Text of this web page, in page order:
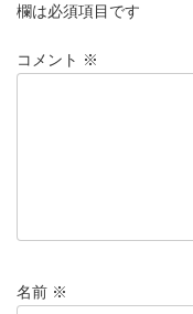
欄は必須項目です
コメント ※
名前 ※